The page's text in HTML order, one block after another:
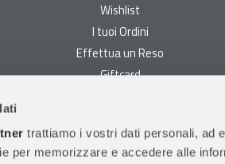
trattiamo i vostri dati personali, ad
per memorizzare e accedere alle
Wishlist
I tuoi Ordini
Effettua un Reso
Giftcard
Garanzie
Condizioni di vendita